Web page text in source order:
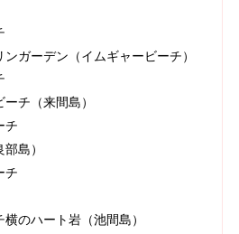
ガーデン（イムギャービーチ）
チ（来間島）
チ
島）
チ
のハート岩（池間島）